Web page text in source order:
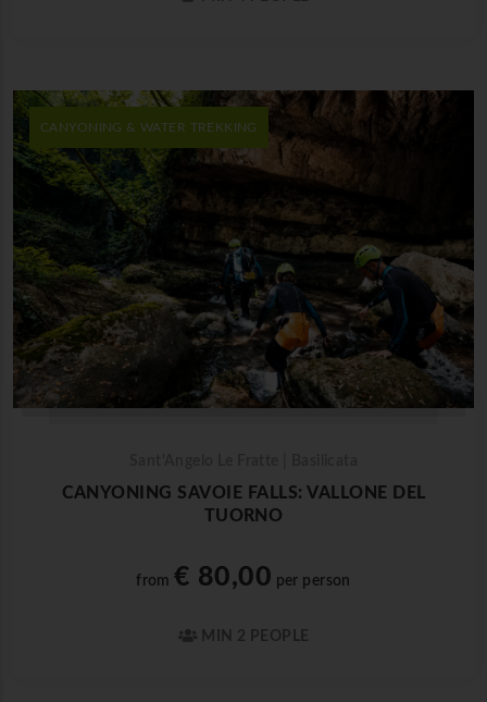
CANYONING & WATER TREKKING
CANYONING SAVOIE FALLS: VALLONE DEL
TUORNO
from€ 80,00 per person
MIN 2 PEOPLE